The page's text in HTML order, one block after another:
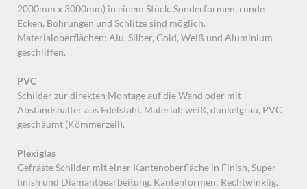
2000mm x 3000mm) in einem Stück. Sonderformen, runde
Ecken, Bohrungen und Schlitze sind möglich.
Materialoberflächen: Alu, Silber, Gold, Weiß und Aluminium
geschliffen.
PVC
Schilder zur direkten Montage auf die Wand oder mit
Abstandshalter aus Edelstahl. Material: weiß, dunkelgrau, PVC
geschäumt (Kömmerzell).
Plexiglas
Gefräste Schilder mit einer Kantenoberfläche in Finish, Super
finish und Diamantbearbeitung. Kantenformen: Rechtwinklig,